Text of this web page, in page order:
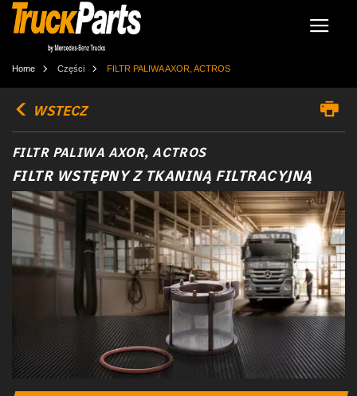
Home Części FILTR PALIWA AXOR, ACTROS
WSTECZ
FILTR PALIWA AXOR, ACTROS
FILTR WSTĘPNY Z TKANINĄ FILTRACYJNĄ